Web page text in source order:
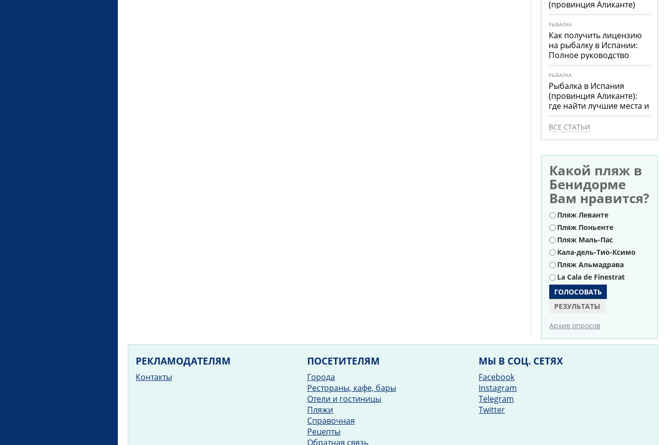
(провинция Аликанте)
РЫБАЛКА
Как получить лицензию
на рыбалку в Испании:
Полное руководство
РЫБАЛКА
Рыбалка в Испания
(провинция Аликанте):
где найти лучшие места и
что ловить
ВСЕ СТАТЬИ
Какой пляж в
Бенидорме
Вам нравится?
Варианты
Пляж Леванте
Пляж Поньенте
Пляж Маль-Пас
Кала-дель-Тио-Ксимо
Пляж Альмадрава
La Cala de Finestrat
РЕЗУЛЬТАТЫ
Архив опросов
РЕКЛАМОДАТЕЛЯМ
Контакты
ПОСЕТИТЕЛЯМ
Города
Рестораны, кафе, бары
Отели и гостиницы
Пляжи
Справочная
Рецепты
Обратная связь
МЫ В СОЦ. СЕТЯХ
Facebook
Instagram
Telegram
Twitter